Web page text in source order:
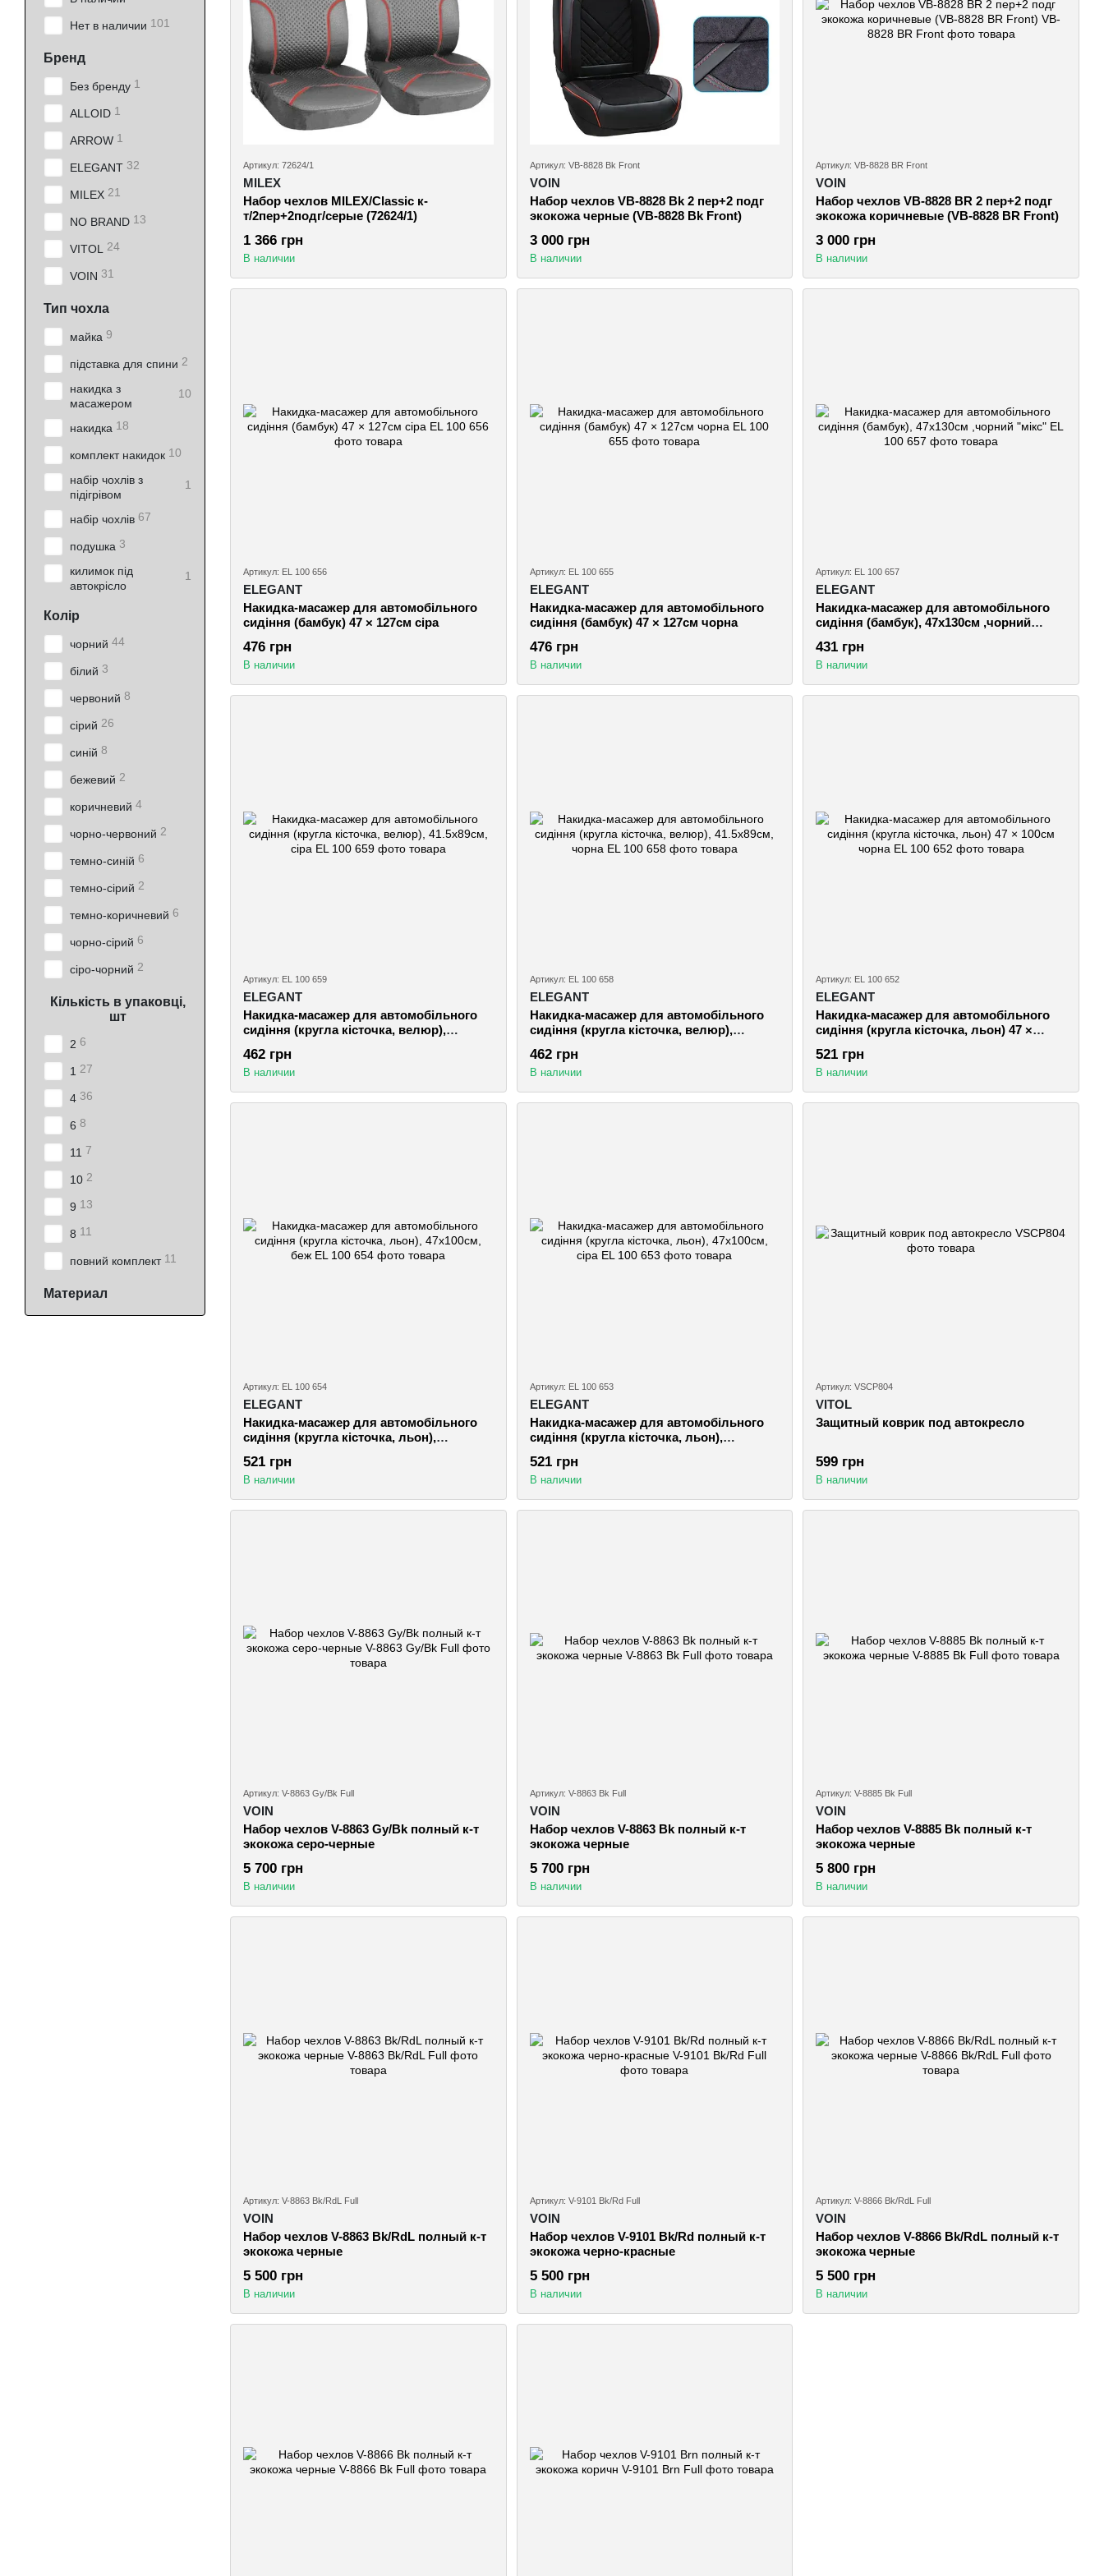
Артикул: 72624/1
MILEX
Набор чехлов MILEX/Classic к-
т/2пер+2подг/серые (72624/1)
1 366 грн
В наличии
Артикул: VB-8828 Bk Front
VOIN
Набор чехлов VB-8828 Bk 2 пер+2 подг
экокожа черные (VB-8828 Bk Front)
3 000 грн
В наличии
Артикул: VB-8828 BR Front
VOIN
Набор чехлов VB-8828 BR 2 пер+2 подг
экокожа коричневые (VB-8828 BR Front)
3 000 грн
В наличии
Артикул: EL 100 656
ELEGANT
Накидка-масажер для автомобільного
сидіння (бамбук) 47 × 127см сіра
476 грн
В наличии
Артикул: EL 100 655
ELEGANT
Накидка-масажер для автомобільного
сидіння (бамбук) 47 × 127см чорна
476 грн
В наличии
Артикул: EL 100 657
ELEGANT
Накидка-масажер для автомобільного
сидіння (бамбук), 47х130см ,чорний
431 грн
В наличии
Артикул: EL 100 659
ELEGANT
Накидка-масажер для автомобільного
сидіння (кругла кісточка, велюр),
462 грн
В наличии
Артикул: EL 100 658
ELEGANT
Накидка-масажер для автомобільного
сидіння (кругла кісточка, велюр),
462 грн
В наличии
Артикул: EL 100 652
ELEGANT
Накидка-масажер для автомобільного
сидіння (кругла кісточка, льон) 47 ×
521 грн
В наличии
Артикул: EL 100 654
ELEGANT
Накидка-масажер для автомобільного
сидіння (кругла кісточка, льон),
521 грн
В наличии
Артикул: EL 100 653
ELEGANT
Накидка-масажер для автомобільного
сидіння (кругла кісточка, льон),
521 грн
В наличии
Артикул: VSCP804
VITOL
Защитный коврик под автокресло
599 грн
В наличии
Артикул: V-8863 Gy/Bk Full
VOIN
Набор чехлов V-8863 Gy/Bk полный к-т
экокожа серо-черные
5 700 грн
В наличии
Артикул: V-8863 Bk Full
VOIN
Набор чехлов V-8863 Bk полный к-т
экокожа черные
5 700 грн
В наличии
Артикул: V-8885 Bk Full
VOIN
Набор чехлов V-8885 Bk полный к-т
экокожа черные
5 800 грн
В наличии
Артикул: V-8863 Bk/RdL Full
VOIN
Набор чехлов V-8863 Bk/RdL полный к-т
экокожа черные
5 500 грн
В наличии
Артикул: V-9101 Bk/Rd Full
VOIN
Набор чехлов V-9101 Bk/Rd полный к-т
экокожа черно-красные
5 500 грн
В наличии
Артикул: V-8866 Bk/RdL Full
VOIN
Набор чехлов V-8866 Bk/RdL полный к-т
экокожа черные
5 500 грн
В наличии
Нет в наличии 101
Бренд
Без бренду 1
ALLOID 1
ARROW 1
ELEGANT 32
MILEX 21
NO BRAND 13
VITOL 24
VOIN 31
Тип чохла
майка 9
підставка для спини 2
накидка з
масажером
10
накидка 18
комплект накидок 10
набір чохлів з
підігрівом
1
набір чохлів 67
подушка 3
килимок під
автокрісло
1
Колір
чорний 44
білий 3
червоний 8
сірий 26
синій 8
бежевий 2
коричневий 4
чорно-червоний 2
темно-синій 6
темно-сірий 2
темно-коричневий 6
чорно-сірий 6
сіро-чорний 2
Кількість в упаковці,
шт
2 6
1 27
4 36
6 8
11 7
10 2
9 13
8 11
повний комплект 11
Материал